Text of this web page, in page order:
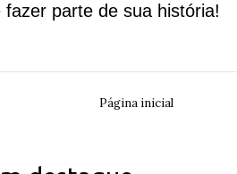
fazer parte de sua história!
Página inicial